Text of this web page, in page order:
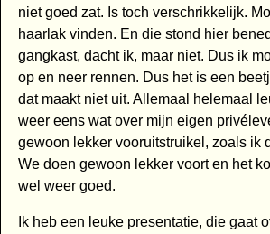
niet goed zat. Is toch verschrikkelijk.
haarlak vinden. En die stond hier
gangkast, dacht ik, maar niet. Dus ik
op en neer rennen. Dus het is een
dat maakt niet uit. Allemaal helemaal
weer eens wat over mijn eigen
gewoon lekker vooruitstruikel, zoals ik
We doen gewoon lekker voort en het
wel weer goed.
Ik heb een leuke presentatie, die gaat